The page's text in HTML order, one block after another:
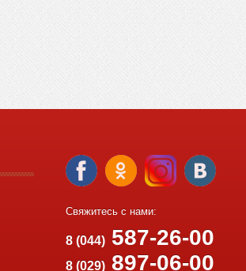
Свяжитесь с нами:
8 (044)587-26-00
8 (029)897-06-00